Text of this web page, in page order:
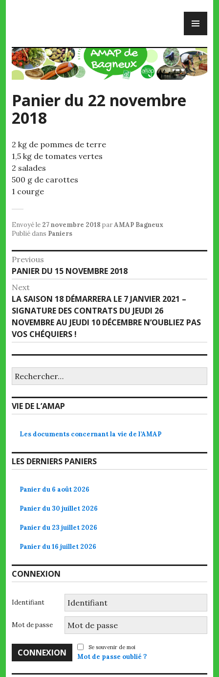
Panier du 22 novembre
2018
2 kg de pommes de terre
1,5 kg de tomates vertes
2 salades
500 g de carottes
1 courge
Envoyé le 27 novembre 2018 parAMAP Bagneux
Publié dans Paniers
Navigation
de
l’article
Previous
Previous
post:
PANIER DU 15 NOVEMBRE 2018
Next
Next
post:
LA SAISON 18 DÉMARRERA LE 7 JANVIER 2021 –
SIGNATURE DES CONTRATS DU JEUDI 26
NOVEMBRE AU JEUDI 10 DÉCEMBRE N’OUBLIEZ PAS
VOS CHÉQUIERS !
VIE DE L’AMAP
Les documents concernant la vie de l’AMAP
LES DERNIERS PANIERS
Panier du 6 août 2026
Panier du 30 juillet 2026
Panier du 23 juillet 2026
Panier du 16 juillet 2026
CONNEXION
Identifiant
Mot de passe
Se souvenir de moi
Mot de passe oublié ?